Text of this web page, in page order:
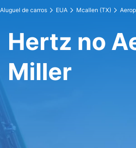
Aluguel de carros EUA Mcallen (TX)
Hertz no
Miller